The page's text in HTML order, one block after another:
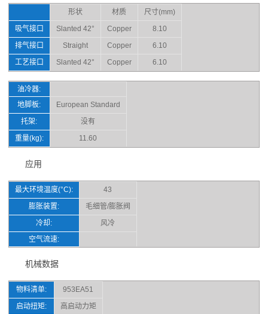
形状 材质
尺寸(mm)
吸气接口
Slanted 42° Copper
8.10
排气接口
Straight Copper
6.10
工艺接口
Slanted 42° Copper 6.10
油冷器:
地脚板:
European Standard
托架:
没有
重量(kg):
11.60
应用
最大环境温度(°C):
43
膨胀装置:
毛细管/膨胀阀
冷却:
风冷
空气流速:
机械数据
物料清单:
953EA51
启动扭矩:
高启动力矩